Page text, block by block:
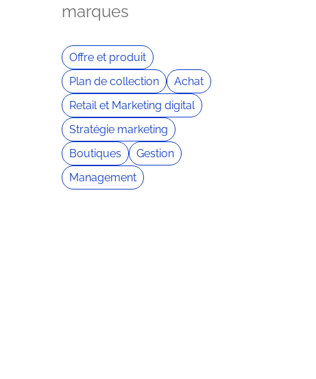
marques
Offre et produit
Plan de collection
Achat
Retail et Marketing digital
Stratégie marketing
Boutiques
Gestion
Management